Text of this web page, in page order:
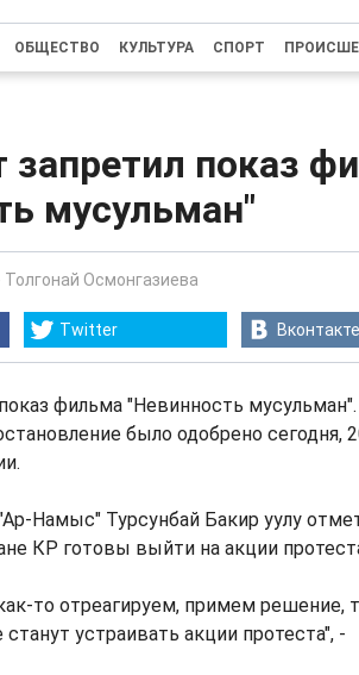
ОБЩЕСТВО КУЛЬТУРА СПОРТ
запретил показ
мусульман"
Толгонай Осмонгазиева
Twitter Вконтакте
фильма "Невинность мусульман".
было одобрено сегодня,
Намыс" Турсунбай Бакир уулу
КР готовы выйти на акции
то отреагируем, примем решение,
устраивать акции протеста", -